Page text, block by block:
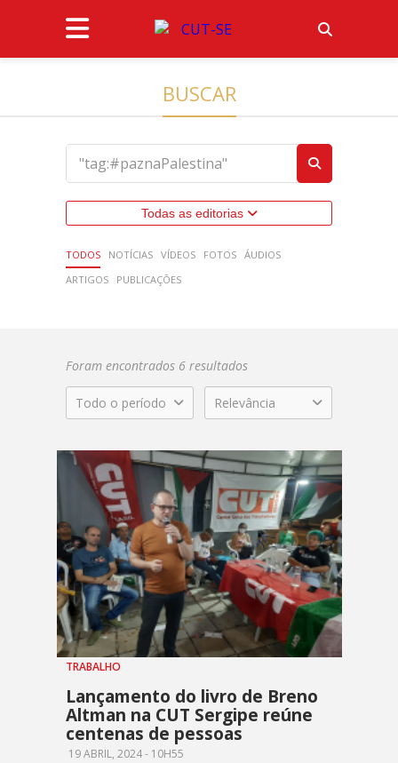
BUSCAR
Todas as editorias
TODOS NOTÍCIAS VÍDEOS FOTOS ÁUDIOS
ARTIGOS
PUBLICAÇÕES
Foram encontrados 6 resultados
Todo o período Relevância
TRABALHO
Lançamento do livro de Breno
Altman na CUT Sergipe reúne
centenas de pessoas
19 ABRIL, 2024 - 10H55